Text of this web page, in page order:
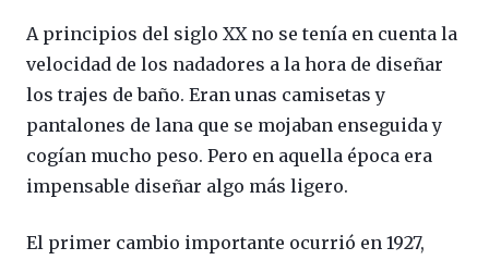
A principios del siglo XX no se tenía en cuenta la
velocidad de los nadadores a la hora de diseñar
los trajes de baño. Eran unas camisetas y
pantalones de lana que se mojaban enseguida y
cogían mucho peso. Pero en aquella época era
impensable diseñar algo más ligero.
El primer cambio importante ocurrió en 1927,